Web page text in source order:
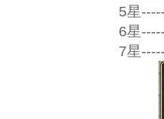
5星-------
6星-------
7星-------